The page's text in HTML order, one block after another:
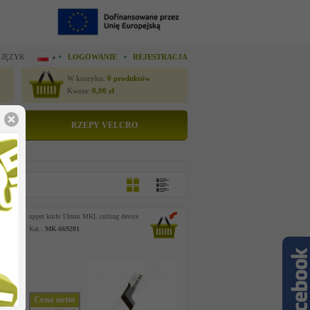
LOGOWANIE REJESTRACJA
W koszyku: 0 produktów
Kwota: 0,00 zł
RZEPY VELCRO
upper knife 13mm MKL cutting device
Kat.: MK-669201
Cena netto